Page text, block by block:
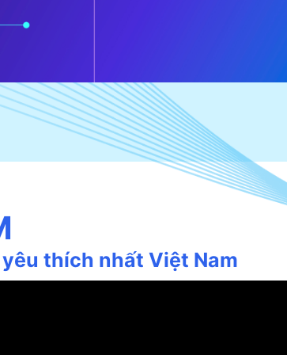
thích nhất Việt Nam